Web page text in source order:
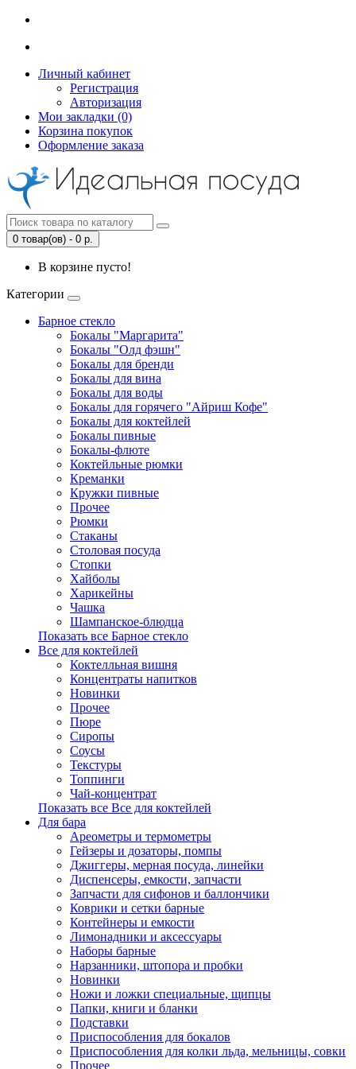
Личный кабинет
Регистрация
Авторизация
Мои закладки (0)
Корзина покупок
Оформление заказа
0 товар(ов) - 0 р.
В корзине пусто!
Категории
Барное стекло
Бокалы "Маргарита"
Бокалы "Олд фэшн"
Бокалы для бренди
Бокалы для вина
Бокалы для воды
Бокалы для горячего "Айриш Кофе"
Бокалы для коктейлей
Бокалы пивные
Бокалы-флюте
Коктейльные рюмки
Креманки
Кружки пивные
Прочее
Рюмки
Стаканы
Столовая посуда
Стопки
Хайболы
Харикейны
Чашка
Шампанское-блюдца
Показать все Барное стекло
Все для коктейлей
Коктелльная вишня
Концентраты напитков
Новинки
Прочее
Пюре
Сиропы
Соусы
Текстуры
Топпинги
Чай-концентрат
Показать все Все для коктейлей
Для бара
Ареометры и термометры
Гейзеры и дозаторы, помпы
Джиггеры, мерная посуда, линейки
Диспенсеры, емкости, запчасти
Запчасти для сифонов и баллончики
Коврики и сетки барные
Контейнеры и емкости
Лимонадники и аксессуары
Наборы барные
Нарзанники, штопора и пробки
Новинки
Ножи и ложки специальные, щипцы
Папки, книги и бланки
Подставки
Приспособления для бокалов
Приспособления для колки льда, мельницы, совки
Прочее